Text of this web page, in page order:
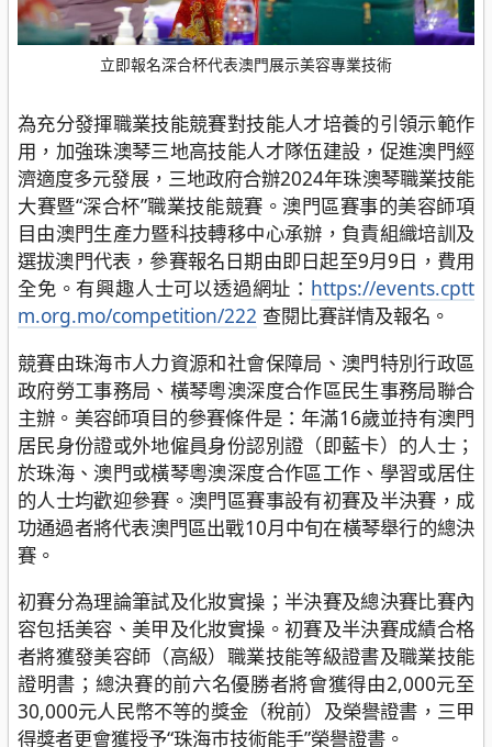
立即報名深合杯代表澳門展示美容專業技術
為充分發揮職業技能競賽對技能人才培養的引領示範作
用，加強珠澳琴三地高技能人才隊伍建設，促進澳門經
濟適度多元發展，三地政府合辦2024年珠澳琴職業技能
大賽暨“深合杯”職業技能競賽。澳門區賽事的美容師項
目由澳門生產力暨科技轉移中心承辦，負責組織培訓及
選拔澳門代表，參賽報名日期由即日起至9月9日，費用
全免。有興趣人士可以透過網址： https://events.cptt
m.org.mo/competition/222 查閱比賽詳情及報名。
競賽由珠海市人力資源和社會保障局、澳門特別行政區
政府勞工事務局、橫琴粵澳深度合作區民生事務局聯合
主辦。美容師項目的參賽條件是：年滿16歲並持有澳門
居民身份證或外地僱員身份認別證（即藍卡）的人士；
於珠海、澳門或橫琴粵澳深度合作區工作、學習或居住
的人士均歡迎參賽。澳門區賽事設有初賽及半決賽，成
功通過者將代表澳門區出戰10月中旬在橫琴舉行的總決
賽。
初賽分為理論筆試及化妝實操；半決賽及總決賽比賽內
容包括美容、美甲及化妝實操。初賽及半決賽成績合格
者將獲發美容師（高級）職業技能等級證書及職業技能
證明書；總決賽的前六名優勝者將會獲得由2,000元至
30,000元人民幣不等的獎金（稅前）及榮譽證書，三甲
得獎者更會獲授予“珠海巿技術能手”榮譽證書。